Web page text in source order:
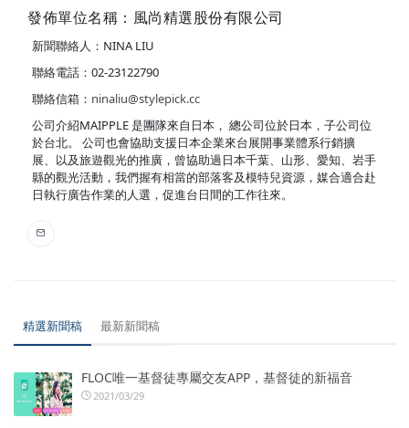
發佈單位名稱：風尚精選股份有限公司
新聞聯絡人：NINA LIU
聯絡電話：02-23122790
聯絡信箱： ninaliu@stylepick.cc
公司介紹MAIPPLE 是團隊來自日本， 總公司位於日本，子公司位
於台北。 公司也會協助支援日本企業來台展開事業體系行銷擴
展、以及旅遊觀光的推廣，曾協助過日本千葉、山形、愛知、岩手
縣的觀光活動，我們握有相當的部落客及模特兒資源，媒合適合赴
日執行廣告作業的人選，促進台日間的工作往來。
精選新聞稿 最新新聞稿
FLOC唯一基督徒專屬交友APP，基督徒的新福音
2021/03/29